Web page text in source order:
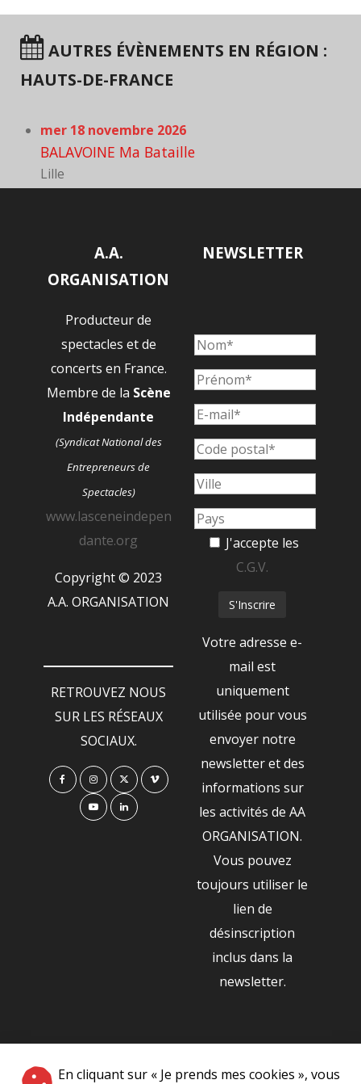
En cliquant sur « Je prends mes cookies », vous
AUTRES ÉVÈNEMENTS EN RÉGION :
HAUTS-DE-FRANCE
mer 18 novembre 2026
BALAVOINE Ma Bataille
Lille
A.A.
ORGANISATION
Producteur de
spectacles et de
concerts en France.
Membre de la Scène
Indépendante
(Syndicat National des
Entrepreneurs de
Spectacles)
www.lasceneindepen
dante.org
Copyright © 2023
A.A. ORGANISATION
RETROUVEZ NOUS
SUR LES RÉSEAUX
SOCIAUX.
NEWSLETTER
J'accepte les
C.G.V.
Votre adresse e-
mail est
uniquement
utilisée pour vous
envoyer notre
newsletter et des
informations sur
les activités de AA
ORGANISATION.
Vous pouvez
toujours utiliser le
lien de
désinscription
inclus dans la
newsletter.
NOS PARTENAIRES